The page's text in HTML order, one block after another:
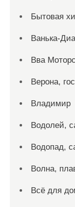
Бытовая
Ванька-
Вва Моторс
Верона,
Владимир
Водолей,
Водопад,
Волна,
Всё для